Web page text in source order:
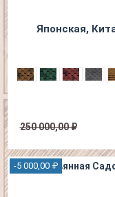
Японская,
250 000,00 ₽
-5 000,00 ₽